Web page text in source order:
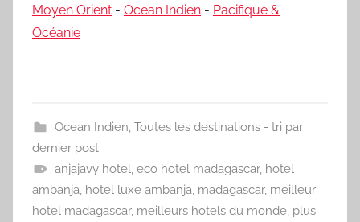
Moyen Orient - Ocean Indien - Pacifique &
Océanie
Ocean Indien, Toutes les destinations - tri par
dernier post
anjajavy hotel, eco hotel madagascar, hotel
ambanja, hotel luxe ambanja, madagascar, meilleur
hotel madagascar, meilleurs hotels du monde, plus